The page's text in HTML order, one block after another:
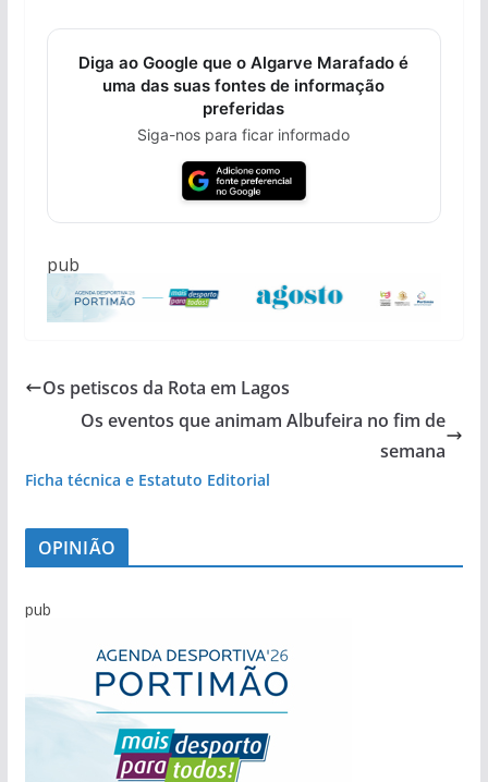
Diga ao Google que o Algarve Marafado é
uma das suas fontes de informação
preferidas
Siga-nos para ficar informado
pub
Os petiscos da Rota em Lagos
Os eventos que animam Albufeira no fim de
semana
Ficha técnica e Estatuto Editorial
OPINIÃO
pub